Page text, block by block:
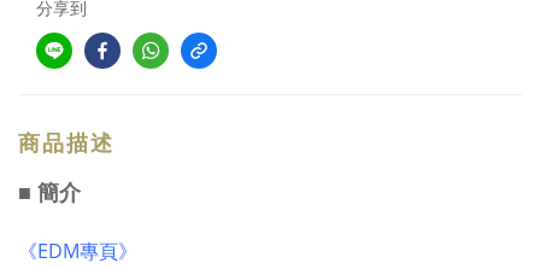
分享到
商品描述
■ 簡介
《EDM專頁》